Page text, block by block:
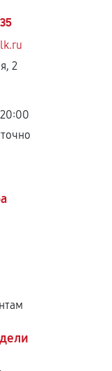
2